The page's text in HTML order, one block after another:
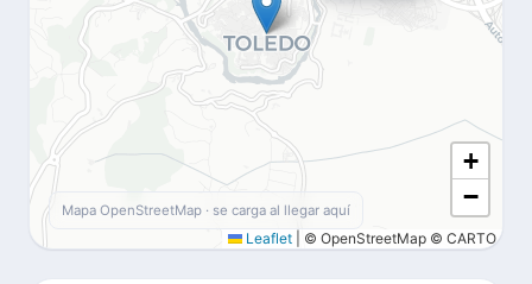
+
−
Leaflet © OpenStreetMap © CARTO
Mapa OpenStreetMap · se carga al llegar aquí